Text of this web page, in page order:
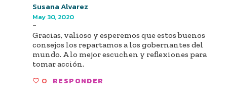
Susana Alvarez
May 30, 2020
-
Gracias, valioso y esperemos que estos buenos
consejos los repartamos a los gobernantes del
mundo. A lo mejor escuchen y reflexiones para
tomar acción.
0 RESPONDER